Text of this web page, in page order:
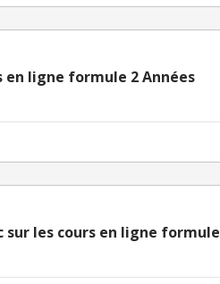
en ligne formule 2 Années
sur les cours en ligne formule